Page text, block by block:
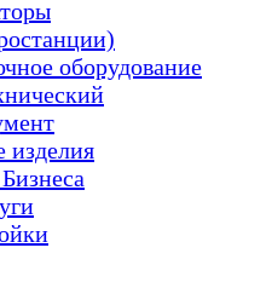
оборудование
изделия